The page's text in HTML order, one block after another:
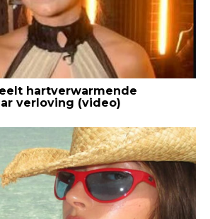
hartverwarmende
verloving (video)